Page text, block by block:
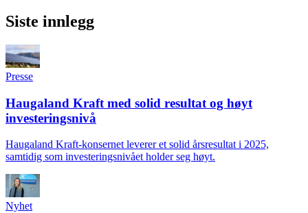
Siste innlegg
Presse
Haugaland Kraft med solid resultat og høyt
investeringsnivå
Haugaland Kraft-konsernet leverer et solid årsresultat i 2025,
samtidig som investeringsnivået holder seg høyt.
Nyhet